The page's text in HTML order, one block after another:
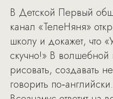
В Детской Первый
канал «ТелеНяня»
школу и докажет, что
скучно!» В волшебной
рисовать, создавать
говорить